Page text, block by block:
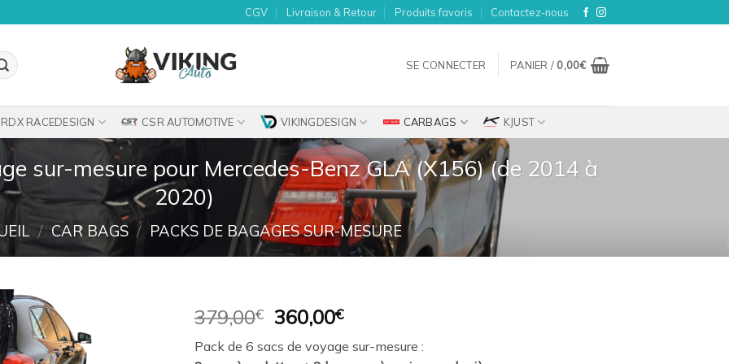
CGV Livraison & Retour Produits favoris Contactez-nous
SE CONNECTER PANIER / 0,00€
RDX RACEDESIGN CSR AUTOMOTIVE VIKINGDESIGN CARBAGS KJUST
sur-mesure pour Mercedes-Benz GLA (X156) (de 2014 à
2020)
/ CAR BAGS / PACKS DE BAGAGES SUR-MESURE
379,00€ Le
prix
initial
360,00€Le
actuel
Pack de 6 sacs de voyage sur-mesure :